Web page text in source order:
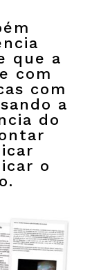
que a
com
com
a
do
o